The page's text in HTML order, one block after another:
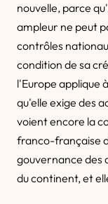
nouvelle, parce
ampleur ne peut
contrôles
condition de sa
l'Europe applique
qu'elle exige des
voient encore la
franco-française
gouvernance des
du continent, et